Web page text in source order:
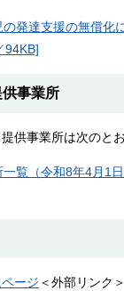
発達支援の無償化
94KB]
事業所
供事業所は次のとお
覧（令和8年4月1
ージ ＜外部リンク＞